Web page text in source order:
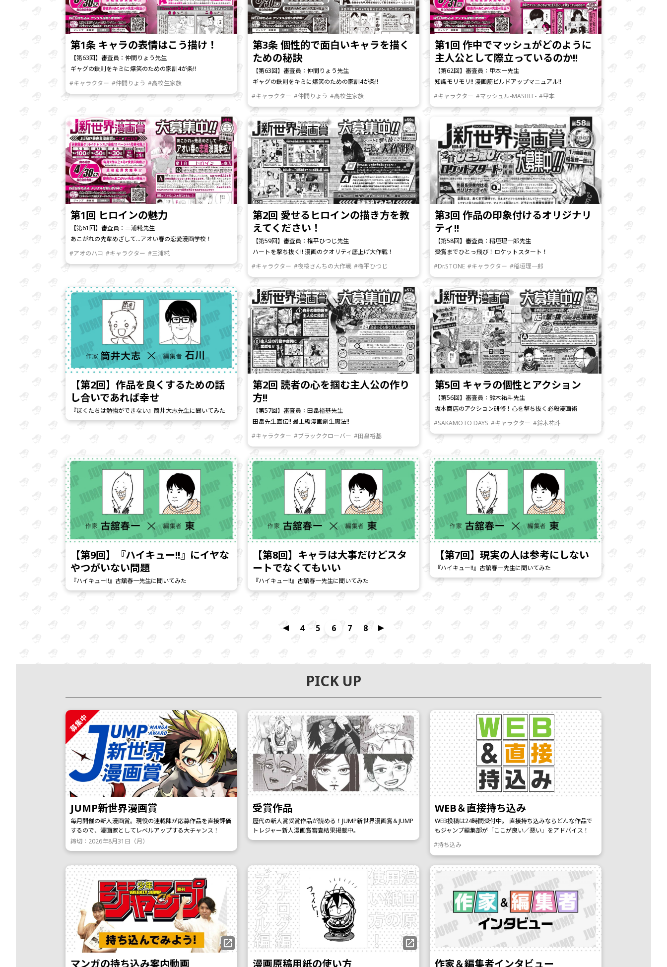
第1条 キャラの表情はこう描け！
【第63回】審査員：仲間りょう先生
ギャグの鉄則をキミに――爆笑のための家訓4が条!!
#キャラクター #仲間りょう #高校生家族
第3条 個性的で面白いキャラを描く
ための秘訣
【第63回】審査員：仲間りょう先生
ギャグの鉄則をキミに――爆笑のための家訓4が条!!
#キャラクター #仲間りょう #高校生家族
第1回 作中でマッシュがどのように
主人公として際立っているのか!!
【第62回】審査員：甲本一先生
知識モリモリ!! 漫画筋ビルドアップマニュアル!!
#キャラクター #マッシュル-MASHLE- #甲本一
第1回 ヒロインの魅力
【第61回】審査員：三浦糀先生
あこがれの先輩めざして…アオい春の恋愛漫画学校！
#アオのハコ #キャラクター #三浦糀
第2回 愛せるヒロインの描き方を教
えてください！
【第59回】審査員：権平ひつじ先生
ハートを撃ち抜く!! 漫画のクオリティ底上げ大作戦！
#キャラクター #夜桜さんちの大作戦 #権平ひつじ
第3回 作品の印象付けるオリジナリ
ティ!!
【第58回】審査員：稲垣理一郎先生
受賞までひとっ飛び！ロケットスタート！
#Dr.STONE #キャラクター #稲垣理一郎
【第2回】作品を良くするための話
し合いであれば幸せ
『ぼくたちは勉強ができない』筒井大志先生に聞いてみた
第2回 読者の心を掴む主人公の作り
方!!
【第57回】審査員：田畠裕基先生
田畠先生直伝!! 最上級漫画創生魔法!!
#キャラクター #ブラッククローバー #田畠裕基
第5回 キャラの個性とアクション
【第56回】審査員：鈴木祐斗先生
坂本商店のアクション研修！心を撃ち抜く必殺漫画術
#SAKAMOTO DAYS #キャラクター #鈴木祐斗
【第9回】『ハイキュー!!』にイヤな
やつがいない問題
『ハイキュー!!』古舘春一先生に聞いてみた
【第8回】キャラは大事だけどスタ
ートでなくてもいい
『ハイキュー!!』古舘春一先生に聞いてみた
【第7回】現実の人は参考にしない
『ハイキュー!!』古舘春一先生に聞いてみた
4 5 6 7 8
PICK UP
募集中
JUMP新世界漫画賞
毎月開催の新人漫画賞。現役の連載陣が応募作品を直接評価
するので、漫画家としてレベルアップする大チャンス！
締切：2026年8月31日（月）
受賞作品
歴代の新人賞受賞作品が読める！JUMP新世界漫画賞＆JUMP
トレジャー新人漫画賞審査結果掲載中。
WEB＆直接持ち込み
WEB投稿は24時間受付中。 直接持ち込みならどんな作品で
もジャンプ編集部が「ここが良い／悪い」をアドバイス！
#持ち込み
マンガの持ち込み案内動画 漫画原稿用紙の使い方 作家＆編集者インタビュー